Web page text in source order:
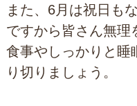
また、6月は祝日も
ですから皆さん無理
食事やしっかりと睡
り切りましょう。